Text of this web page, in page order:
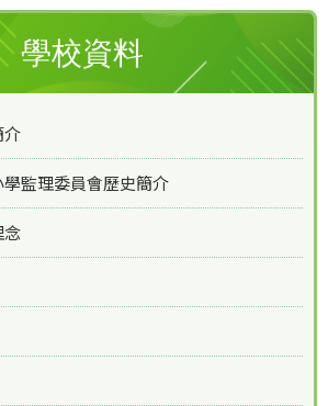
學校資料
介
監理委員會歷史簡介
念